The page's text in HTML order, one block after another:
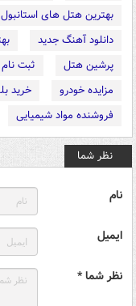
بهترین هتل های استانبول
دانلود آهنگ جدید
پرشین هتل
ثبت
مزایده خودرو
خرید
فروشنده مواد شیمیایی
نظر شما
نام
ایمیل
نظر شما *